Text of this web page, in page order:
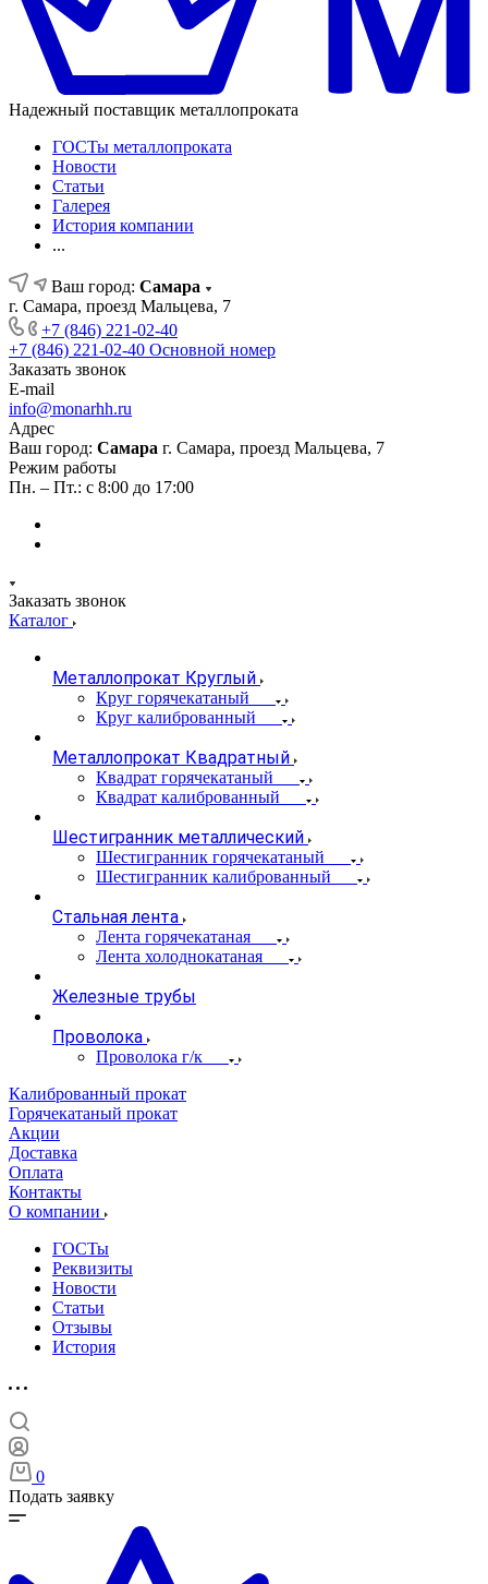
Надежный поставщик металлопроката
ГОСТы металлопроката
Новости
Статьи
Галерея
История компании
...
Ваш город: Самара
г. Самара, проезд Мальцева, 7
+7 (846) 221-02-40
+7 (846) 221-02-40 Основной номер
Заказать звонок
E-mail
info@monarhh.ru
Адрес
Ваш город: Самара г. Самара, проезд Мальцева, 7
Режим работы
Пн. – Пт.: с 8:00 до 17:00
Заказать звонок
Каталог
Металлопрокат Круглый
Круг горячекатаный
Круг калиброванный
Металлопрокат Квадратный
Квадрат горячекатаный
Квадрат калиброванный
Шестигранник металлический
Шестигранник горячекатаный
Шестигранник калиброванный
Стальная лента
Лента горячекатаная
Лента холоднокатаная
Железные трубы
Проволока
Проволока г/к
Калиброванный прокат
Горячекатаный прокат
Акции
Доставка
Оплата
Контакты
О компании
ГОСТы
Реквизиты
Новости
Статьи
Отзывы
История
0
Подать заявку